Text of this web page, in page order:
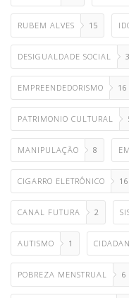
RUBEM ALVES 15
DESIGUALDADE SOCIAL
EMPREENDEDORISMO 16
PATRIMONIO CULTURAL
MANIPULAÇÃO 8
CIGARRO ELETRÔNICO 16
CANAL FUTURA 2
AUTISMO 1
POBREZA MENSTRUAL 6